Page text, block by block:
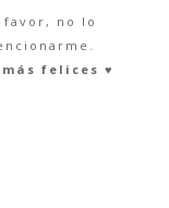
favor, no lo
felices ♥︎